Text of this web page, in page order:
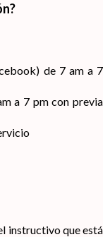
de 7 am a 7
a 7 pm con previa
instructivo que está